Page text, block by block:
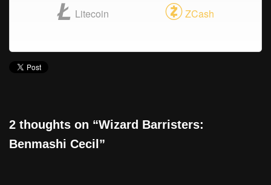
Litecoin ZCash
2 thoughts on “Wizard Barristers:
Benmashi Cecil”